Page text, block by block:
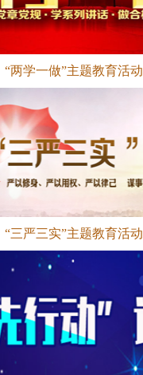
“两学一做”主题教育活动
“三严三实”主题教育活动